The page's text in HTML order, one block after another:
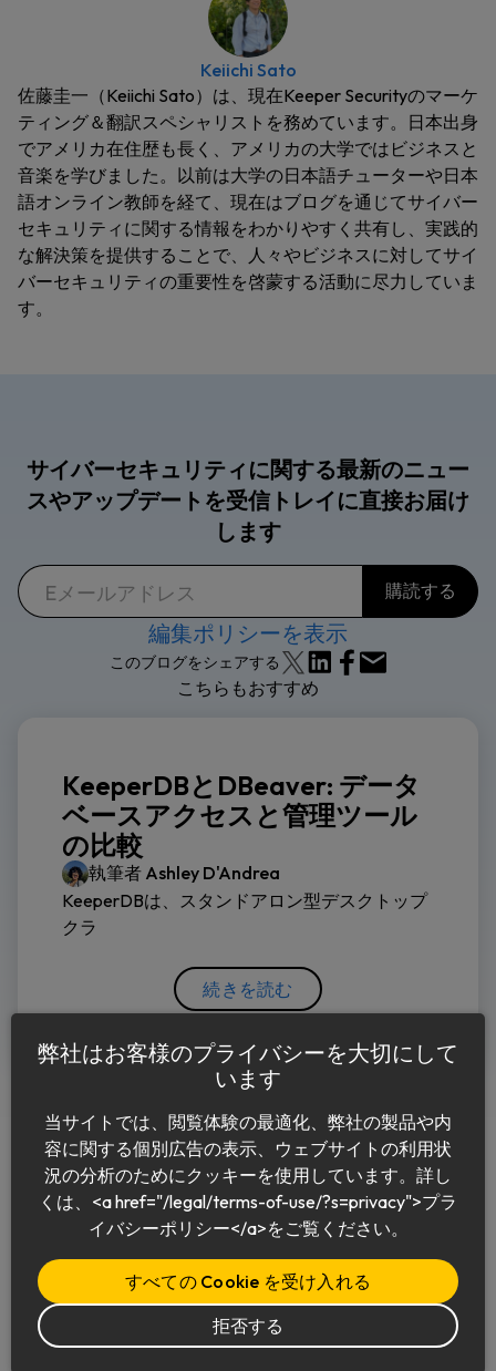
Keiichi Sato
佐藤圭一（Keiichi Sato）は、現在Keeper Securityのマーケ
ティング＆翻訳スペシャリストを務めています。日本出身
でアメリカ在住歴も長く、アメリカの大学ではビジネスと
音楽を学びました。以前は大学の日本語チューターや日本
語オンライン教師を経て、現在はブログを通じてサイバー
セキュリティに関する情報をわかりやすく共有し、実践的
な解決策を提供することで、人々やビジネスに対してサイ
バーセキュリティの重要性を啓蒙する活動に尽力していま
す。
サイバーセキュリティに関する最新のニュー
スやアップデートを受信トレイに直接お届け
します
編集ポリシーを表示
このブログをシェアする
こちらもおすすめ
KeeperDBとDBeaver: データ
ベースアクセスと管理ツール
の比較
執筆者 Ashley D'Andrea
KeeperDBは、スタンドアロン型デスクトップ
クラ
続きを読む
日本語
© 2026 Keeper Security, Inc.
弊社はお客様のプライバシーを大切にして
います
当サイトでは、閲覧体験の最適化、弊社の製品や内
容に関する個別広告の表示、ウェブサイトの利用状
況の分析のためにクッキーを使用しています。詳し
くは、<a href="/legal/terms-of-use/?s=privacy">プラ
イバシーポリシー</a>をご覧ください。
すべての Cookie を受け入れる
拒否する